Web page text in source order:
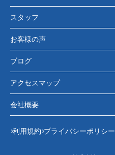
スタッフ
お客様の声
ブログ
アクセスマップ
会社概要
利用規約 プライバシーポリシー